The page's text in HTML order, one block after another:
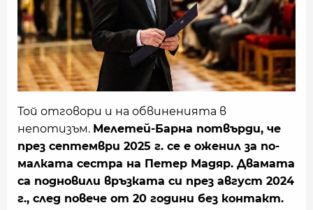
Той отговори и на обвиненията в
непотизъм. Мелетей-Барна потвърди, че
през септември 2025 г. се е оженил за по-
малката сестра на Петер Мадяр. Двамата
са подновили връзката си през август 2024
г., след повече от 20 години без контакт.